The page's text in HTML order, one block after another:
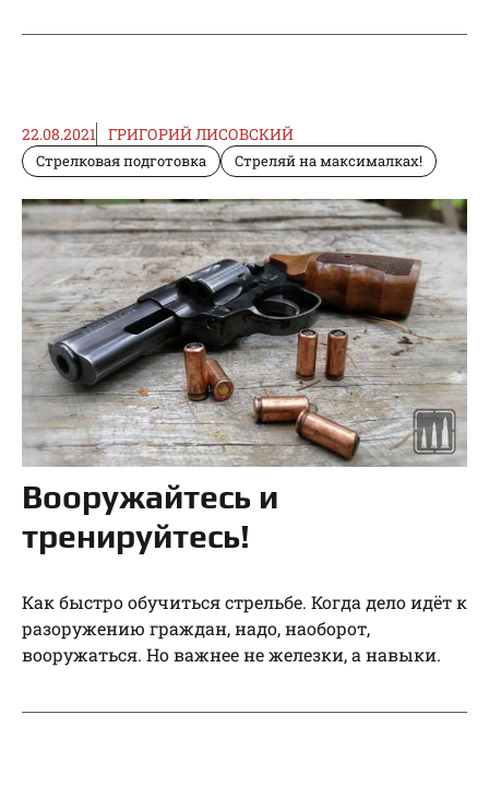
22.08.2021 ГРИГОРИЙ ЛИСОВСКИЙ
Стрелковая подготовка Стреляй на максималках!
Вооружайтесь и
тренируйтесь!
Как быстро обучиться стрельбе. Когда дело идёт к
разоружению граждан, надо, наоборот,
вооружаться. Но важнее не железки, а навыки.